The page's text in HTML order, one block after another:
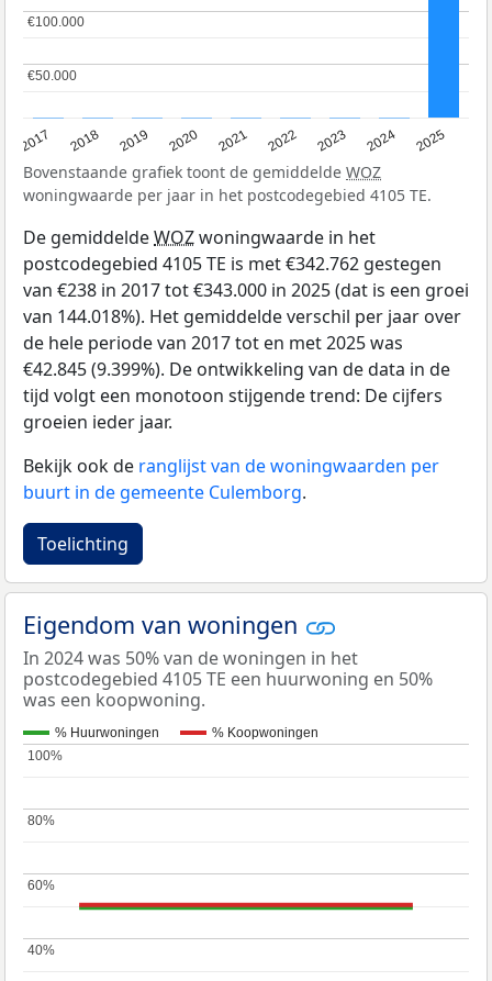
2017 2018 2019 2020 2021 2022 2023 2024 2025
€50.000
€50.000
€100.000
€100.000
Bovenstaande grafiek toont de gemiddelde WOZ
woningwaarde per jaar in het postcodegebied 4105 TE.
De gemiddeldeWOZwoningwaarde in het
postcodegebied 4105 TE is met €342.762 gestegen
van €238 in 2017 tot €343.000 in 2025 (dat is een groei
van 144.018%). Het gemiddelde verschil per jaar over
de hele periode van 2017 tot en met 2025 was
€42.845 (9.399%). De ontwikkeling van de data in de
tijd volgt een monotoon stijgende trend: De cijfers
groeien ieder jaar.
Bekijk ook de ranglijst van de woningwaarden per
buurt in de gemeente Culemborg.
Toelichting
Eigendom van woningen
In 2024 was 50% van de woningen in het
postcodegebied 4105 TE een huurwoning en 50%
was een koopwoning.
% Huurwoningen % Koopwoningen
40%
40%
60%
60%
80%
80%
100%
100%